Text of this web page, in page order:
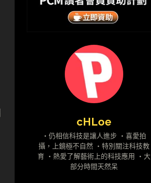
cHLoe
・仍相信科技是讓人進步 ・喜愛拍
攝，上鏡極不自然 ・特別關注科技教
育 ・熱愛了解藝術上的科技應用 ・大
部分時間天然呆